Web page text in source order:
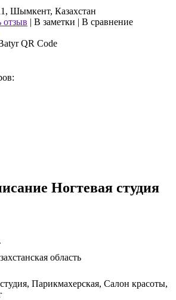
Шымкент, Казахстан
отзыв | В заметки | В сравнение
Ногтевая студия
область
Парикмахерская, Салон красоты,